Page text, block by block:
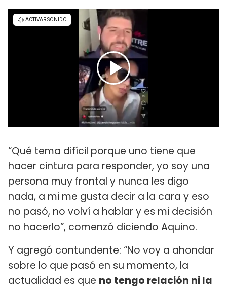
“Qué tema difícil porque uno tiene que
hacer cintura para responder, yo soy una
persona muy frontal y nunca les digo
nada, a mi me gusta decir a la cara y eso
no pasó, no volví a hablar y es mi decisión
no hacerlo”, comenzó diciendo Aquino.
Y agregó contundente: “No voy a ahondar
sobre lo que pasó en su momento, la
actualidad es que no tengo relación ni la